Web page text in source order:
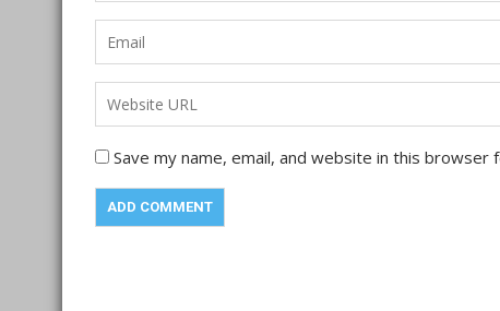
Save my name, email, and website in this